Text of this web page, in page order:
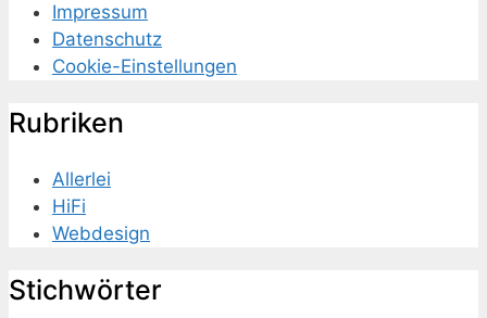
Impressum
Datenschutz
Cookie-Einstellungen
Ru­bri­ken
Allerlei
HiFi
Webdesign
Stich­wör­ter